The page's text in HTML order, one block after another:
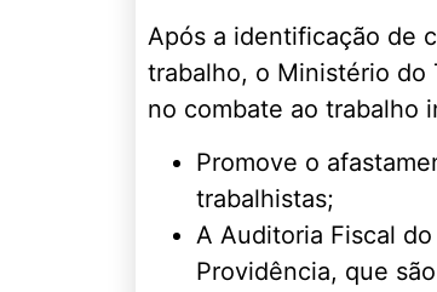
Após a identificação de
trabalho, o Ministério do
no combate ao trabalho
Promove o
trabalhistas;
A Auditoria Fiscal
Providência, que